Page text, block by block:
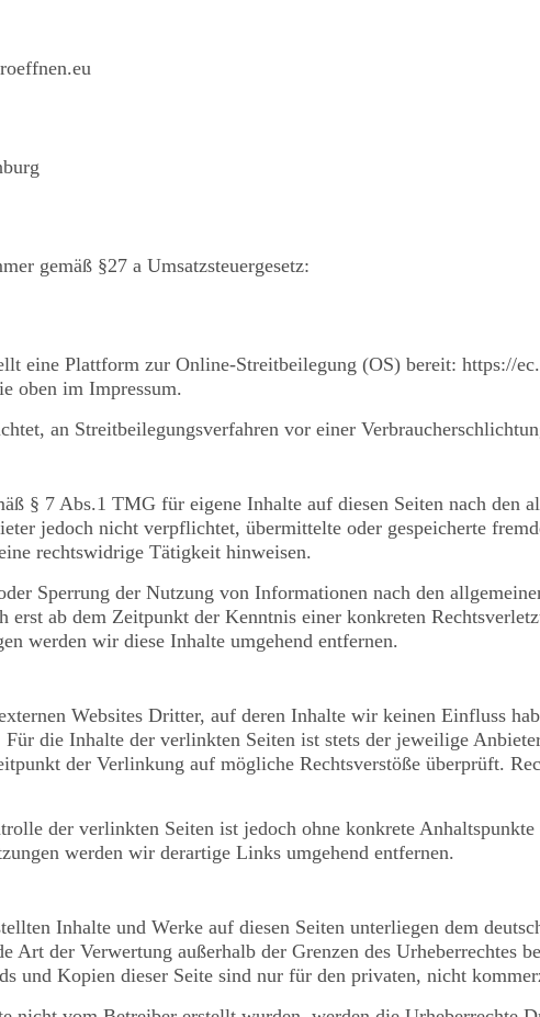
gemäß §27 a Umsatzsteuergesetz:
eine Plattform zur Online-Streitbeilegung (OS) bereit: https://
oben im Impressum.
an Streitbeilegungsverfahren vor einer
§ 7 Abs.1 TMG für eigene Inhalte auf diesen Seiten nach den
jedoch nicht verpflichtet, übermittelte oder gespeicherte
rechtswidrige Tätigkeit hinweisen.
Sperrung der Nutzung von Informationen nach den
erst ab dem Zeitpunkt der Kenntnis einer konkreten
werden wir diese Inhalte umgehend entfernen.
Websites Dritter, auf deren Inhalte wir keinen Einfluss
Für die Inhalte der verlinkten Seiten ist stets der jeweilige
der Verlinkung auf mögliche Rechtsverstöße überprüft.
der verlinkten Seiten ist jedoch ohne konkrete
werden wir derartige Links umgehend entfernen.
Inhalte und Werke auf diesen Seiten unterliegen dem
Art der Verwertung außerhalb der Grenzen des Urheberrechtes
und Kopien dieser Seite sind nur für den privaten, nicht